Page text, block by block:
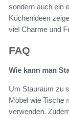
sondern auch ein
Küchenideen
viel Charme und
FAQ
Wie kann man
Um Stauraum zu
Möbel wie Tische
verwenden.